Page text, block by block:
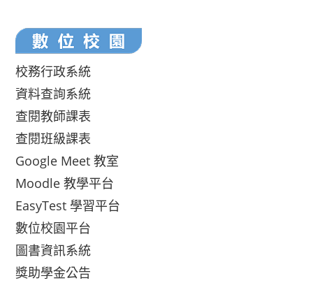
校務行政系統
資料查詢系統
查閱教師課表
查閱班級課表
Google Meet 教室
Moodle 教學平台
EasyTest 學習平台
數位校園平台
圖書資訊系統
獎助學金公告